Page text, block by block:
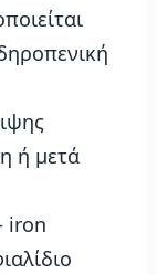
ή μετά